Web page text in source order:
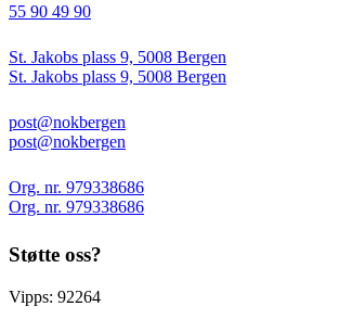
55 90 49 90
St. Jakobs plass 9, 5008 Bergen
St. Jakobs plass 9, 5008 Bergen
post@nokbergen
post@nokbergen
Org. nr. 979338686
Org. nr. 979338686
Støtte oss?
Vipps: 92264